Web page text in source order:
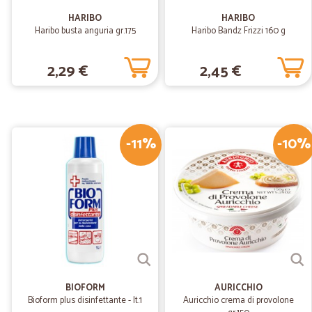
HARIBO
Haribo busta anguria gr.175
2,29 €
HARIBO
Haribo Bandz Frizzi 160 g
2,45 €
-11%
BIOFORM
Bioform plus disinfettante - lt.1
-10%
AURICCHIO
Auricchio crema di provolone